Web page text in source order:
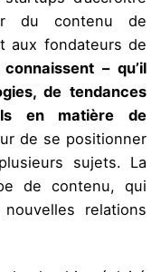
du contenu de
aux fondateurs de
– qu’il
de tendances
en matière de
de se positionner
sujets. La
de contenu, qui
relations